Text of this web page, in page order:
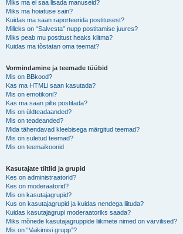
Miks ma ei saa lisada manuseid?
Miks ma hoiatuse sain?
Kuidas ma saan raporteerida postitusest?
Milleks on “Salvesta” nupp postitamise juures?
Miks peab mu postitust heaks kiitma?
Kuidas ma tõstatan oma teemat?
Vormindamine ja teemade tüübid
Mis on BBkood?
Kas ma HTMLi saan kasutada?
Mis on emotikoni?
Kas ma saan pilte postitada?
Mis on üldteadaanded?
Mis on teadeanded?
Mida tähendavad kleebisega märgitud teemad?
Mis on suletud teemad?
Mis on teemaikoonid
Kasutajate tiitlid ja grupid
Kes on administraatorid?
Kes on moderaatorid?
Mis on kasutajagrupid?
Kus on kasutajagrupid ja kuidas nendega liituda?
Kuidas kasutajagrupi moderaatoriks saada?
Miks mõnede kasutajagruppide liikmete nimed on värvilised?
Mis on “Vaikimisi grupp”?